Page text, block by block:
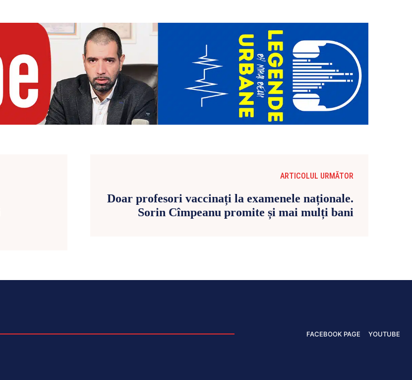
ARTICOLUL URMĂTOR
Doar profesori vaccinați la examenele naționale.
Sorin Cîmpeanu promite și mai mulți bani
FACEBOOK PAGE YOUTUBE